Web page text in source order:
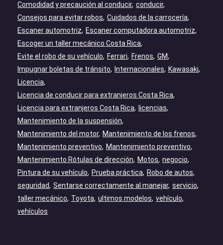
Comodidad y precaución al conducir conducir
Consejos para evitar robos Cuidados de la carrocería
Escaner automotriz
Escaner computadora automotriz
Escoger un taller mecánico Costa Rica
Evite el robo de su vehículo
Ferrari Frenos GM
Impugnar boletas de tránsito
Internacionales
Kawasaki
Licencia
Licencia de conducir para extranjeros Costa Rica
Licencia para extranjeros Costa Rica
licencias
Mantenimiento de la suspensión
Mantenimiento del motor
Mantenimiento de los frenos
Mantenimiento preventivo
Mantenimiento preventivo
Mantenimiento Rótulas de dirección
Motos negocio
Pintura de su vehículo
Prueba práctica
Robo de autos
seguridad
Sentarse correctamente al manejar servicio
taller mecánico
Toyota ultimos modelos vehículo
vehículos